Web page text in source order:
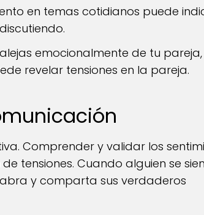
en temas cotidianos puede
emocionalmente de tu
revelar tensiones en la pareja.
Comprender y validar los
tensiones. Cuando alguien se
y comparta sus verdaderos